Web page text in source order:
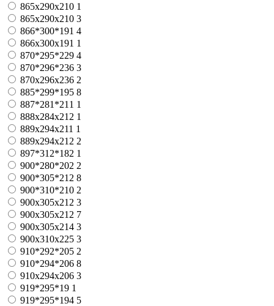
865x290x210 1
865х290х210 3
866*300*191 4
866х300х191 1
870*295*229 4
870*296*236 3
870х296х236 2
885*299*195 8
887*281*211 1
888x284x212 1
889x294x211 1
889х294х212 2
897*312*182 1
900*280*202 2
900*305*212 8
900*310*210 2
900x305x212 3
900х305х212 7
900х305х214 3
900х310х225 3
910*292*205 2
910*294*206 8
910x294x206 3
919*295*19 1
919*295*194 5